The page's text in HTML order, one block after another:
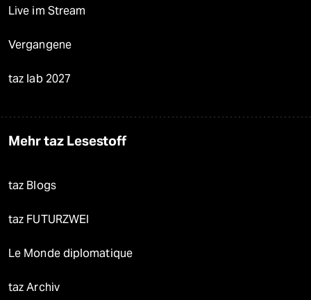
Live im Stream
Vergangene
taz lab 2027
Mehr taz Lesestoff
taz Blogs
taz FUTURZWEI
Le Monde diplomatique
taz Archiv